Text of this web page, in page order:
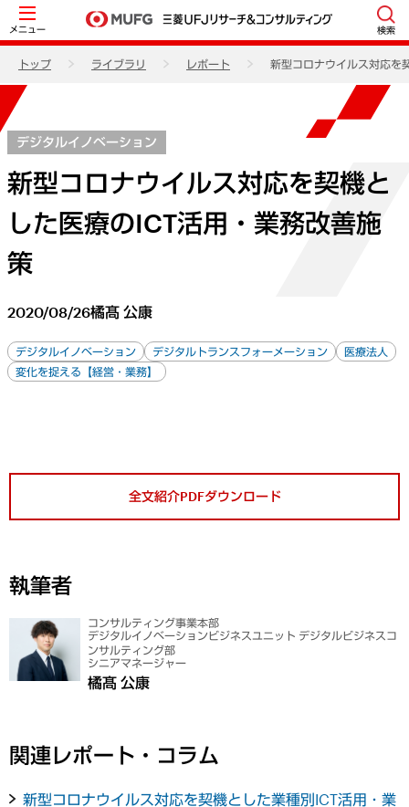
メニュー 検索
トップ ライブラリ レポート 新型コロナウイルス対応を
デジタルイノベーション
新型コロナウイルス対応を契機と
した医療のICT活用・業務改善施
策
2020/08/26橘髙 公康
デジタルイノベーション デジタルトランスフォーメーション
医療法人
変化を捉える【経営・業務】
全文紹介PDFダウンロード
執筆者
コンサルティング事業本部
デジタルイノベーションビジネスユニット デジタルビジネスコ
ンサルティング部
シニアマネージャー
橘髙 公康
関連レポート・コラム
新型コロナウイルス対応を契機とした業種別ICT活用・業